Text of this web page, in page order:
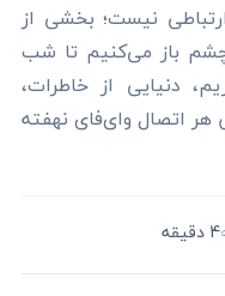
نیست؛ بخشی از
باز می‌کنیم تا شب
دنیایی از خاطرات،
اتصال وای‌فای نهفته
4 دقیقه